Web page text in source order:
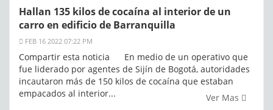
Hallan 135 kilos de cocaína al interior de un
carro en edificio de Barranquilla
FEB 16 2022 07:22 PM
Compartir esta noticia En medio de un operativo que
fue liderado por agentes de Sijín de Bogotá, autoridades
incautaron más de 150 kilos de cocaína que estaban
empacados al interior...
Ver Mas